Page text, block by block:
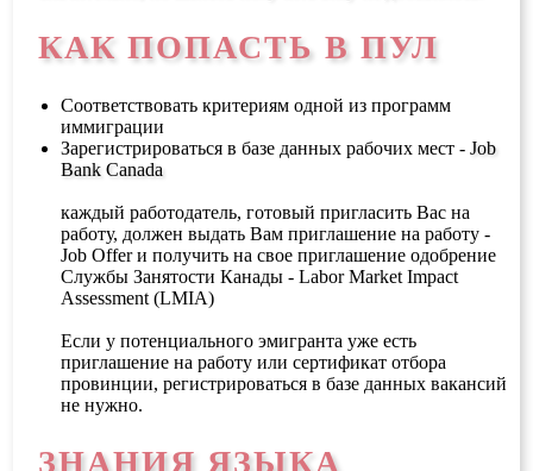
КАК ПОПАСТЬ В ПУЛ
Соответствовать критериям одной из программ
иммиграции
Зарегистрироваться в базе данных рабочих мест -Job
Bank Canada
каждый работодатель, готовый пригласить Вас на
работу, должен выдать Вам приглашение на работу -
Job Offer и получить на свое приглашение одобрение
Службы Занятости Канады - Labor Market Impact
Assessment (LMIA)
Если у потенциального эмигранта уже есть
приглашение на работу или сертификат отбора
провинции, регистрироваться в базе данных вакансий
не нужно.
ЗНАНИЯ ЯЗЫКА